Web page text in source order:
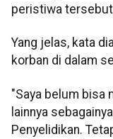
peristiwa
Yang jelas, kata
korban di dalam
"Saya belum bisa
lainnya
Penyelidikan.